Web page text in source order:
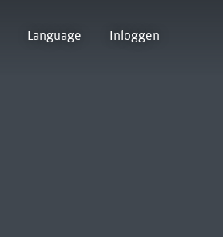
Language Inloggen